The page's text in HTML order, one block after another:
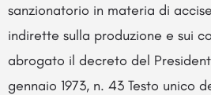
sanzionatorio in materia di
indirette sulla produzione e sui
abrogato il decreto del
gennaio 1973, n. 43 Testo unico